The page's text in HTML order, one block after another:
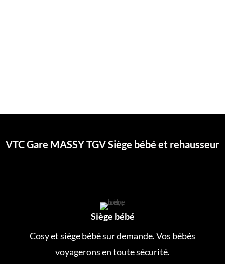
VTC Gare MASSY TGV Siège bébé et rehausseur
Siège bébé
Cosy et siège bébé sur demande. Vos bébés
voyagerons en toute sécurité.